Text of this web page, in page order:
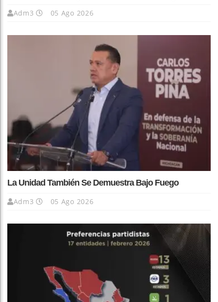
Adm3 05 Ago 2026
La Unidad También Se Demuestra Bajo Fuego
Adm3 05 Ago 2026